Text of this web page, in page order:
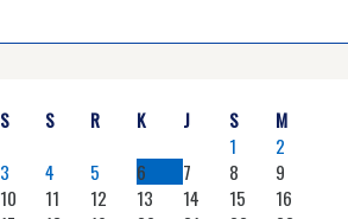
S S R K J S
M
1
2
3
4 5 6 7 8
9
10
11 12 13 14 15
16